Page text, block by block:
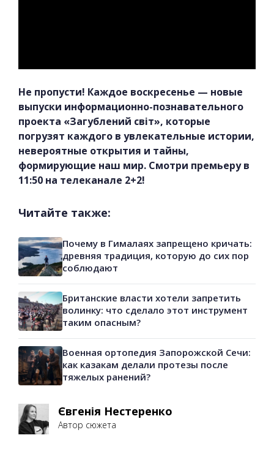
Не пропусти! Каждое воскресенье — новые
выпуски информационно-познавательного
проекта «Загублений світ», которые
погрузят каждого в увлекательные истории,
невероятные открытия и тайны,
формирующие наш мир. Смотри премьеру в
11:50 на телеканале 2+2!
Читайте также:
Почему в Гималаях запрещено кричать:
древняя традиция, которую до сих пор
соблюдают
Британские власти хотели запретить
волинку: что сделало этот инструмент
таким опасным?
Военная ортопедия Запорожской Сечи:
как казакам делали протезы после
тяжелых ранений?
Євгенія Нестеренко
Автор сюжета